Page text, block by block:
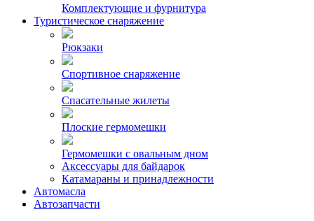
Комплектующие и фурнитура
Туристическое снаряжение
Рюкзаки
Спортивное снаряжение
Спасательные жилеты
Плоские гермомешки
Гермомешки с овальным дном
Аксессуары для байдарок
Катамараны и принадлежности
Автомасла
Автозапчасти